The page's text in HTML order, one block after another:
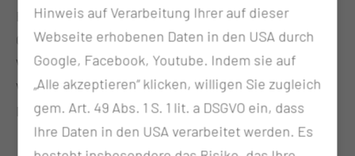
Bachelorstudium „Management von
Gesundheitseinrichtungen“ an der Hochschule
Wismar (WINGS), Fakultät für
Wirtschaftswissenschaften, Abschluss Bachelor
Management von Gesundheitseinrichtungen 9/2019
Hinweis auf Verarbeitung Ihrer auf dieser
Webseite erhobenen Daten in den USA durch
Google, Facebook, Youtube. Indem sie auf
„Alle akzeptieren“ klicken, willigen Sie zugleich
gem. Art. 49 Abs. 1 S. 1 lit. a DSGVO ein, dass
Ihre Daten in den USA verarbeitet werden. Es